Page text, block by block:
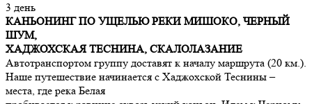
3 день
КАНЬОНИНГ ПО УЩЕЛЬЮ РЕКИ МИШОКО, ЧЕРНЫЙ
ШУМ,
ХАДЖОХСКАЯ ТЕСНИНА, СКАЛОЛАЗАНИЕ
Автотранспортом группу доставят к началу маршрута (20 км.).
Наше путешествие начинается с Хаджохской Теснины –
места, где река Белая